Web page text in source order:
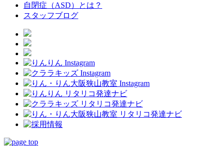
自閉症（ASD）とは？
スタッフブログ